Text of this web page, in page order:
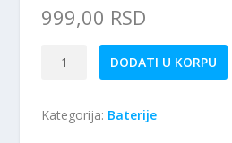
999,00 RSD
Punjive
Baterije
DODATI U KORPU
Kategorija: Baterije